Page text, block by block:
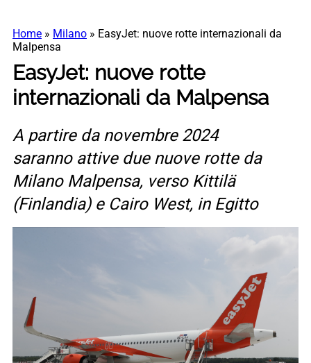
Home » Milano » EasyJet: nuove rotte internazionali da
Malpensa
EasyJet: nuove rotte
internazionali da Malpensa
A partire da novembre 2024
saranno attive due nuove rotte da
Milano Malpensa, verso Kittilä
(Finlandia) e Cairo West, in Egitto